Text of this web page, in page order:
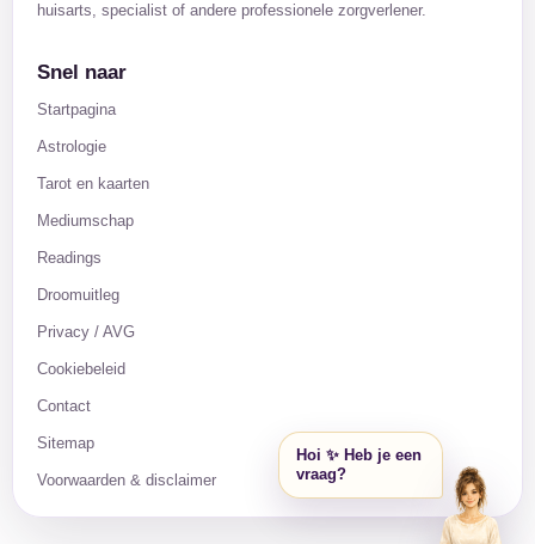
huisarts, specialist of andere professionele zorgverlener.
Snel naar
Startpagina
Astrologie
Tarot en kaarten
Mediumschap
Readings
Droomuitleg
Privacy / AVG
Cookiebeleid
Contact
Sitemap
Voorwaarden & disclaimer
Hoi ✨ Heb je een
vraag?